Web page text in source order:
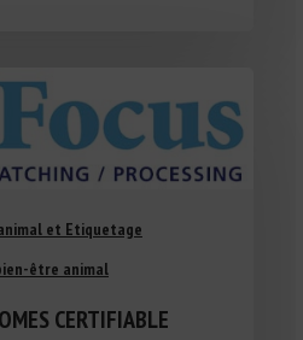
et Etiquetage
être animal
CERTIFIABLE